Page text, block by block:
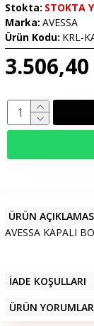
3.506,40
Stokta: STOKTA
Marka: AVESSA
Ürün Kodu: KRL-
ÜRÜN
AVESSA KAPALI
İADE KOŞULLARI
ÜRÜN